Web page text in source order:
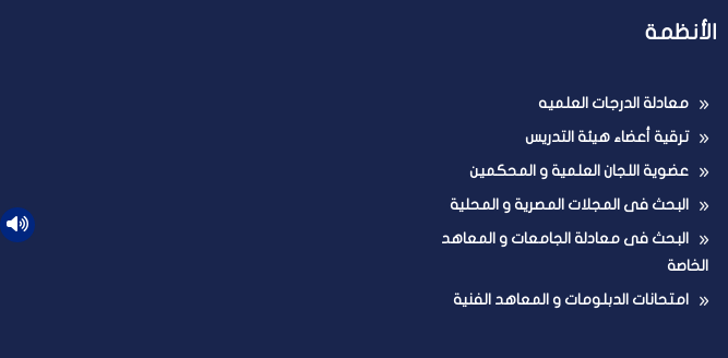
الأنظمة
معادلة الدرجات العلميه
ترقية أعضاء هيئة التدريس
عضوية اللجان العلمية و المحكمين
البحث فى المجلات المصرية و المحلية
البحث فى معادلة الجامعات و المعاهد
الخاصة
امتحانات الدبلومات و المعاهد الفنية